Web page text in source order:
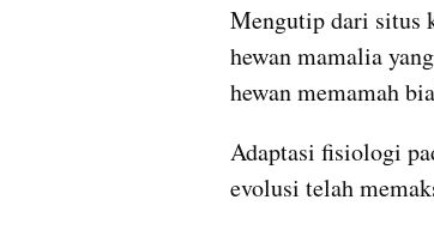
Mengutip dari situs
hewan mamalia
hewan memamah
Adaptasi fisiologi
evolusi telah